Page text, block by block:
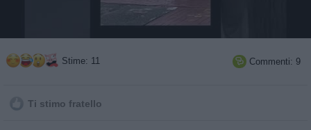
Stime: 11  Commenti: 9
Ti stimo fratello